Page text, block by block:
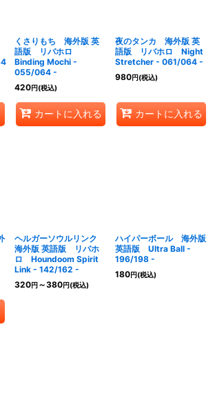
くさりもち 海外版 英
語版 リバホロ
Binding Mochi -
055/064 -
420円(税込)
カートに入れる
夜のタンカ 海外版 英
語版 リバホロ Night
Stretcher - 061/064 -
980円(税込)
カートに入れる
ヘルガーソウルリンク
海外版 英語版 リバホ
ロ Houndoom Spirit
Link - 142/162 -
320円～380円(税込)
ハイパーボール 海外版
英語版 Ultra Ball -
196/198 -
180円(税込)